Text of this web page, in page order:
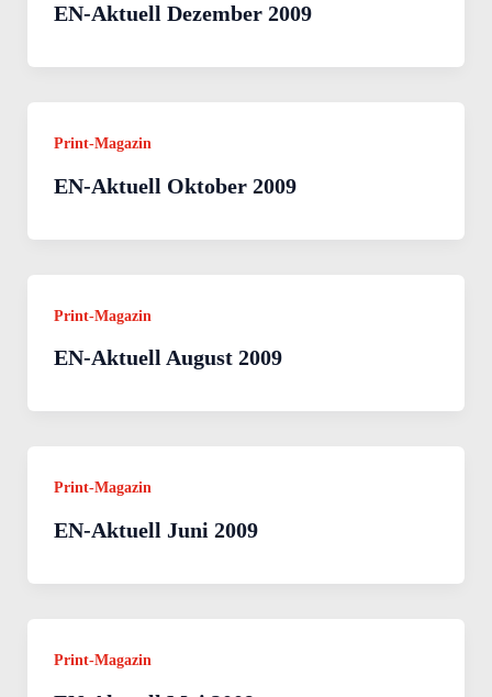
EN-Aktuell Dezember 2009
Print-Magazin
EN-Aktuell Oktober 2009
Print-Magazin
EN-Aktuell August 2009
Print-Magazin
EN-Aktuell Juni 2009
Print-Magazin